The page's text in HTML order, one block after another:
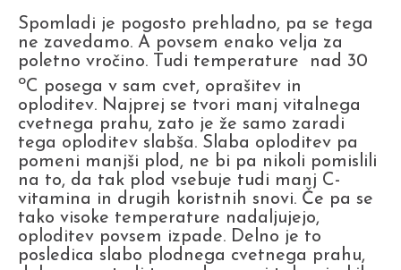
Spomladi je pogosto prehladno, pa se tega
ne zavedamo. A povsem enako velja za
poletno vročino. Tudi temperature nad 30
oC posega v sam cvet, oprašitev in
oploditev. Najprej se tvori manj vitalnega
cvetnega prahu, zato je že samo zaradi
tega oploditev slabša. Slaba oploditev pa
pomeni manjši plod, ne bi pa nikoli pomislili
na to, da tak plod vsebuje tudi manj C-
vitamina in drugih koristnih snovi. Če pa se
tako visoke temperature nadaljujejo,
oploditev povsem izpade. Delno je to
posledica slabo plodnega cvetnega prahu,